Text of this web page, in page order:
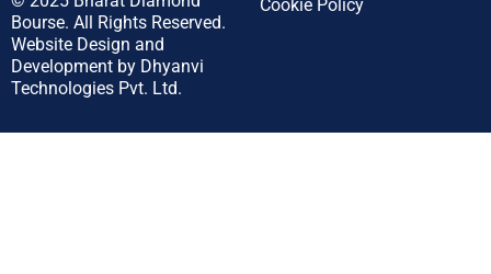
Bourse. All Rights Reserved.
Website Design and
Development by Dhyanvi
Technologies Pvt. Ltd.
Cookie Policy